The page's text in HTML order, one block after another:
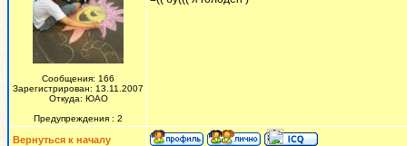
Сообщения: 166
Зарегистрирован: 13.11.2007
Откуда: ЮАО
Предупреждения : 2
Вернуться к началу